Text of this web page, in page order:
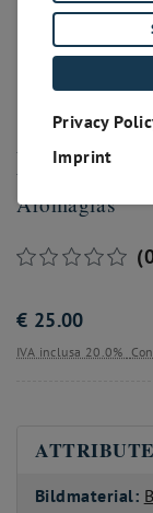
Merlot
Aromaglas
€ 25.00
IVA inclusa 20.0%
Bildmaterial:
Privacy
Imprint